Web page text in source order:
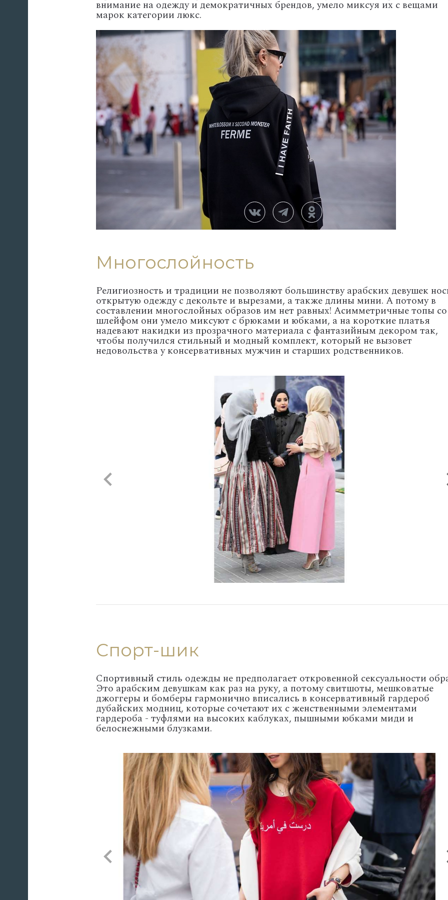
внимание на одежду и демократичных брендов, умело миксуя их с вещами
марок категории люкс.
Многослойность
Религиозность и традиции не позволяют большинству арабских девушек
открытую одежду с декольте и вырезами, а также длины мини. А потому в
составлении многослойных образов им нет равных! Асимметричные топы со
шлейфом они умело миксуют с брюками и юбками, а на короткие платья
надевают накидки из прозрачного материала с фантазийным декором так,
чтобы получился стильный и модный комплект, который не вызовет
недовольства у консервативных мужчин и старших родственников.
Спорт-шик
Спортивный стиль одежды не предполагает откровенной сексуальности
Это арабским девушкам как раз на руку, а потому свитшоты, мешковатые
джоггеры и бомберы гармонично вписались в консервативный гардероб
дубайских модниц, которые сочетают их с женственными элементами
гардероба - туфлями на высоких каблуках, пышными юбками миди и
белоснежными блузками.